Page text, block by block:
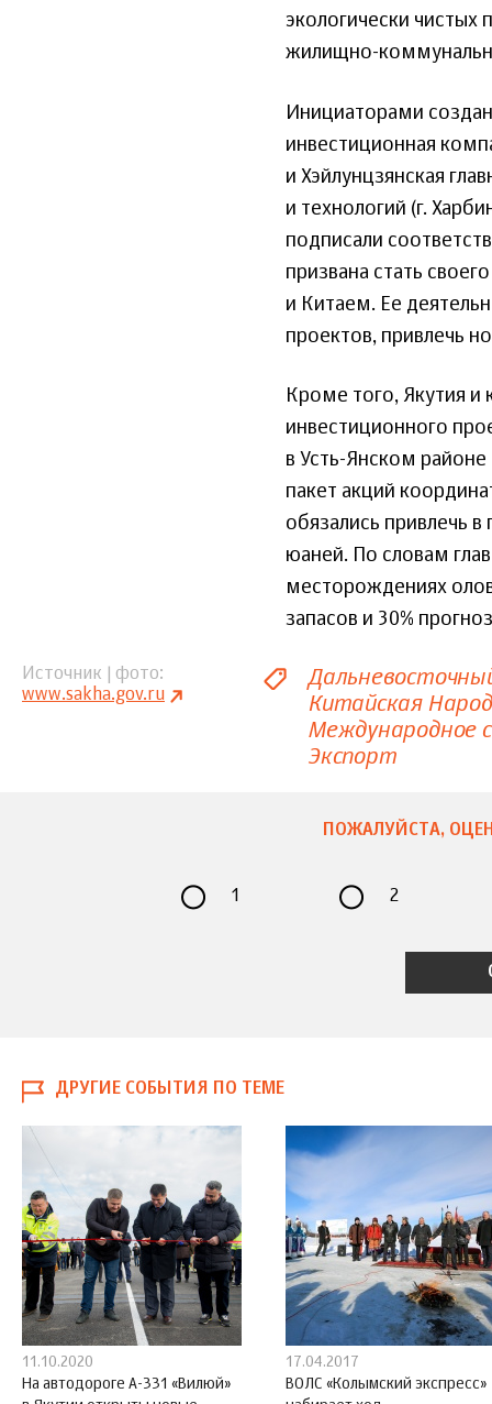
экологически чистых
жилищно-
Инициаторами
инвестиционная
и Хэйлунцзянская
и технологий (г.
подписали
призвана стать
и Китаем. Ее
проектов, привлечь
Кроме того, Якутия и
инвестиционного
в Усть-Янском
пакет акций
обязались привлечь
юаней. По словам
месторождениях
запасов и 30%
Источник | фото
www.sakha.gov.ru
Китайская
Международное
Экспорт
ПОЖАЛУЙСТА,
1 2
ДРУГИЕ СОБЫТИЯ ПО ТЕМЕ
11.10.2020
На автодороге А-331 «Вилюй»
17.04.2017
ВОЛС «Колымский экспресс»